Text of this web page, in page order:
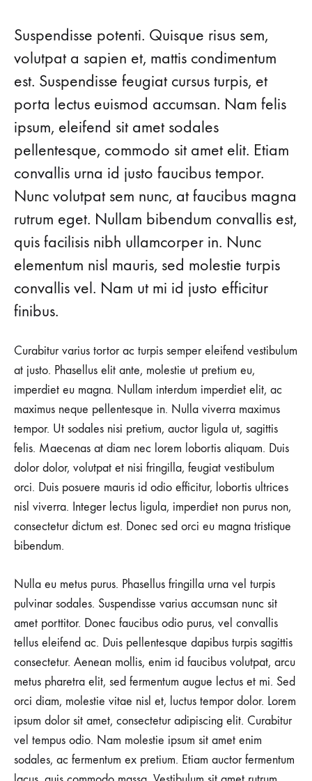
YOU
IN
YOUR
CLOSET
Suspendisse potenti. Quisque risus sem,
volutpat a sapien et, mattis condimentum
est. Suspendisse feugiat cursus turpis, et
porta lectus euismod accumsan. Nam felis
ipsum, eleifend sit amet sodales
pellentesque, commodo sit amet elit. Etiam
convallis urna id justo faucibus tempor.
Nunc volutpat sem nunc, at faucibus magna
rutrum eget. Nullam bibendum convallis est,
quis facilisis nibh ullamcorper in. Nunc
elementum nisl mauris, sed molestie turpis
convallis vel. Nam ut mi id justo efficitur
finibus.
Curabitur varius tortor ac turpis semper eleifend vestibulum
at justo. Phasellus elit ante, molestie ut pretium eu,
imperdiet eu magna. Nullam interdum imperdiet elit, ac
maximus neque pellentesque in. Nulla viverra maximus
tempor. Ut sodales nisi pretium, auctor ligula ut, sagittis
felis. Maecenas at diam nec lorem lobortis aliquam. Duis
dolor dolor, volutpat et nisi fringilla, feugiat vestibulum
orci. Duis posuere mauris id odio efficitur, lobortis ultrices
nisl viverra. Integer lectus ligula, imperdiet non purus non,
consectetur dictum est. Donec sed orci eu magna tristique
bibendum.
Nulla eu metus purus. Phasellus fringilla urna vel turpis
pulvinar sodales. Suspendisse varius accumsan nunc sit
amet porttitor. Donec faucibus odio purus, vel convallis
tellus eleifend ac. Duis pellentesque dapibus turpis sagittis
consectetur. Aenean mollis, enim id faucibus volutpat, arcu
metus pharetra elit, sed fermentum augue lectus et mi. Sed
orci diam, molestie vitae nisl et, luctus tempor dolor. Lorem
ipsum dolor sit amet, consectetur adipiscing elit. Curabitur
vel tempus odio. Nam molestie ipsum sit amet enim
sodales, ac fermentum ex pretium. Etiam auctor fermentum